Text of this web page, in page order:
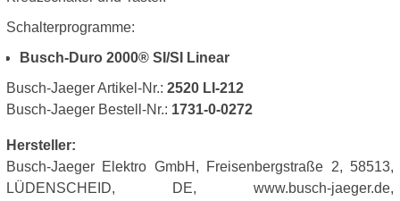
Schalterprogramme:
Busch-Duro 2000® SI/SI Linear
Busch-Jaeger Artikel-Nr.: 2520 LI-212
Busch-Jaeger Bestell-Nr.: 1731-0-0272
Hersteller:
Busch-Jaeger Elektro GmbH, Freisenbergstraße 2, 58513,
LÜDENSCHEID, DE, www.busch-jaeger.de,